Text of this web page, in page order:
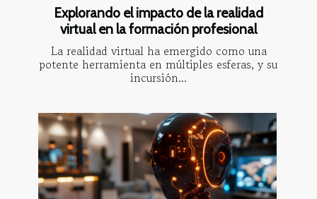
Explorando el impacto de la realidad
virtual en la formación profesional
La realidad virtual ha emergido como una
potente herramienta en múltiples esferas, y su
incursión...